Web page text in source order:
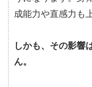
成能力や直感力も
しかも、その影響
ん。